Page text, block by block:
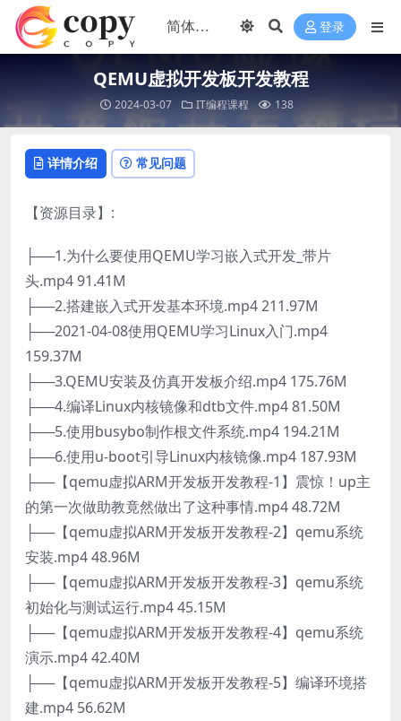
登录
QEMU虚拟开发板开发教程
2024-03-07 IT编程课程 138
详情介绍 常见问题
【资源目录】:
├──1.为什么要使用QEMU学习嵌入式开发_带片
头.mp4 91.41M
├──2.搭建嵌入式开发基本环境.mp4 211.97M
├──2021-04-08使用QEMU学习Linux入门.mp4
159.37M
├──3.QEMU安装及仿真开发板介绍.mp4 175.76M
├──4.编译Linux内核镜像和dtb文件.mp4 81.50M
├──5.使用busybo制作根文件系统.mp4 194.21M
├──6.使用u-boot引导Linux内核镜像.mp4 187.93M
├──【qemu虚拟ARM开发板开发教程-1】震惊！up主
的第一次做助教竟然做出了这种事情.mp4 48.72M
├──【qemu虚拟ARM开发板开发教程-2】qemu系统
安装.mp4 48.96M
├──【qemu虚拟ARM开发板开发教程-3】qemu系统
初始化与测试运行.mp4 45.15M
├──【qemu虚拟ARM开发板开发教程-4】qemu系统
演示.mp4 42.40M
├──【qemu虚拟ARM开发板开发教程-5】编译环境搭
建.mp4 56.62M